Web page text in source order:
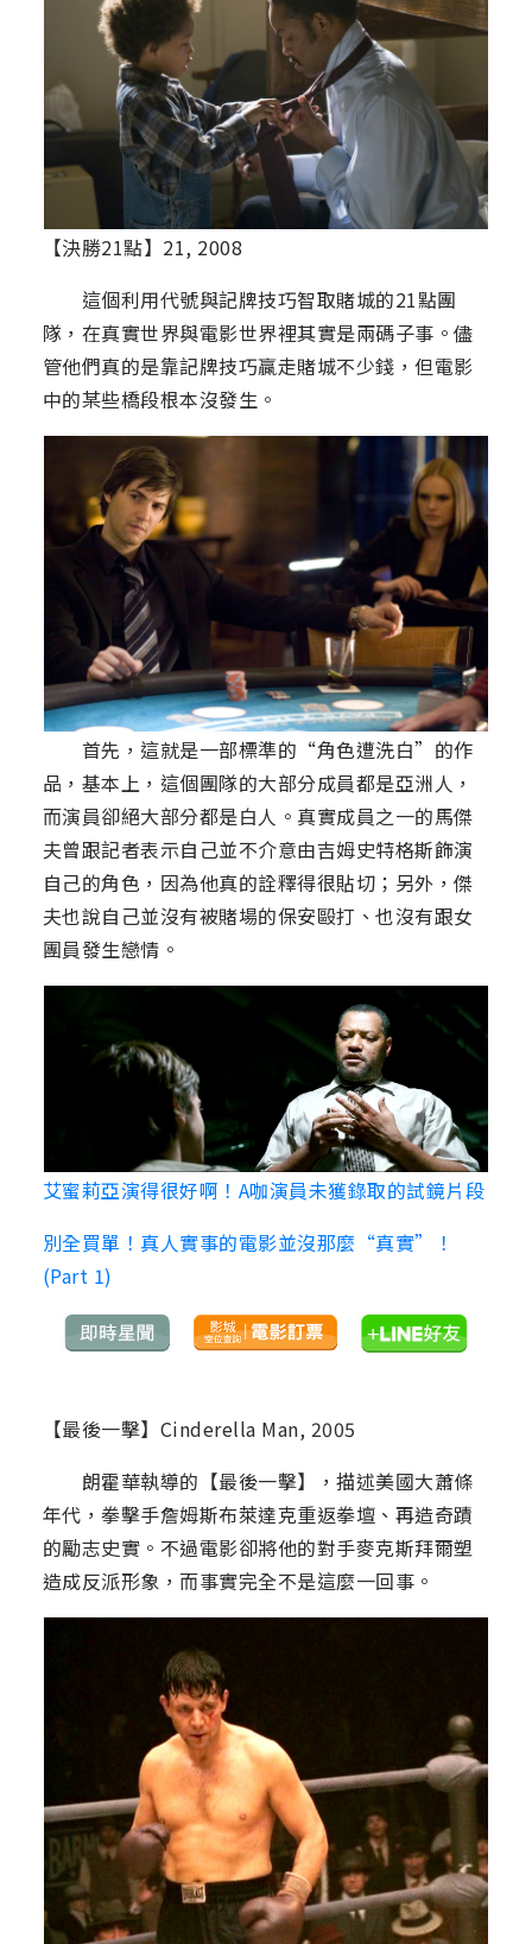
【決勝21點】21, 2008
這個利用代號與記牌技巧智取賭城的21點團
隊，在真實世界與電影世界裡其實是兩碼子事。儘
管他們真的是靠記牌技巧贏走賭城不少錢，但電影
中的某些橋段根本沒發生。
首先，這就是一部標準的“角色遭洗白”的作
品，基本上，這個團隊的大部分成員都是亞洲人，
而演員卻絕大部分都是白人。真實成員之一的馬傑
夫曾跟記者表示自己並不介意由吉姆史特格斯飾演
自己的角色，因為他真的詮釋得很貼切；另外，傑
夫也說自己並沒有被賭場的保安毆打、也沒有跟女
團員發生戀情。
艾蜜莉亞演得很好啊！A咖演員未獲錄取的試鏡片段
別全買單！真人實事的電影並沒那麼“真實”！
(Part 1)
【最後一擊】Cinderella Man, 2005
朗霍華執導的【最後一擊】，描述美國大蕭條
年代，拳擊手詹姆斯布萊達克重返拳壇、再造奇蹟
的勵志史實。不過電影卻將他的對手麥克斯拜爾塑
造成反派形象，而事實完全不是這麼一回事。